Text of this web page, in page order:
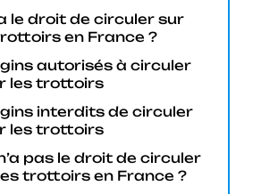
le droit de circuler sur
en France ?
autorisés à circuler
les trottoirs
interdits de circuler
les trottoirs
pas le droit de circuler
trottoirs en France ?